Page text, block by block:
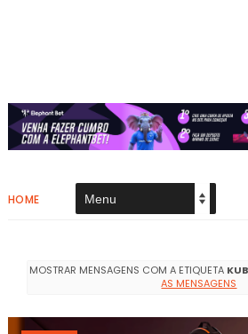
HOME
MOSTRAR MENSAGENS COM A ETIQUETA
AS MENSAGENS